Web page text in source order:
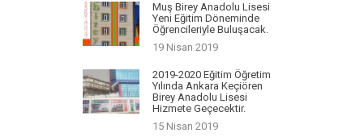
Muş Birey Anadolu Lisesi
Yeni Eğitim Döneminde
Öğrencileriyle Buluşacak.
19 Nisan 2019
2019-2020 Eğitim Öğretim
Yılında Ankara Keçiören
Birey Anadolu Lisesi
Hizmete Geçecektir.
15 Nisan 2019